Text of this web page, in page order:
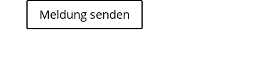
Meldung senden